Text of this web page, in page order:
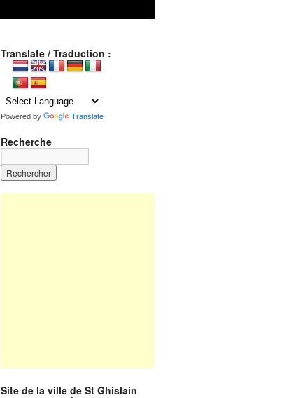
Translate / Traduction :
Powered by Translate
Recherche
Site de la ville de St Ghislain